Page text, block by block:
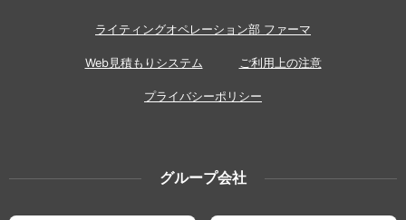
ライティングオペレーション部 ファーマ
Web見積もりシステム ご利用上の注意
プライバシーポリシー
グループ会社